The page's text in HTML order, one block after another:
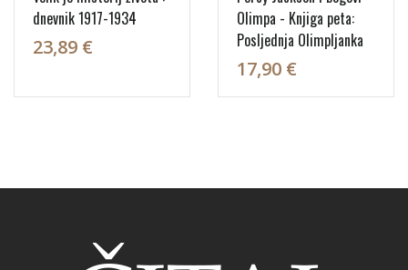
dnevnik 1917-1934
23,89 €
Olimpa - Knjiga peta:
Posljednja Olimpljanka
17,90 €